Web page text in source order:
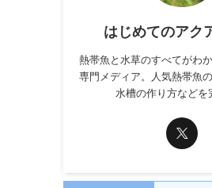
はじめてのアク
熱帯魚と水草のすべてがわ
専門メディア。人気熱帯魚
水槽の作り方などを